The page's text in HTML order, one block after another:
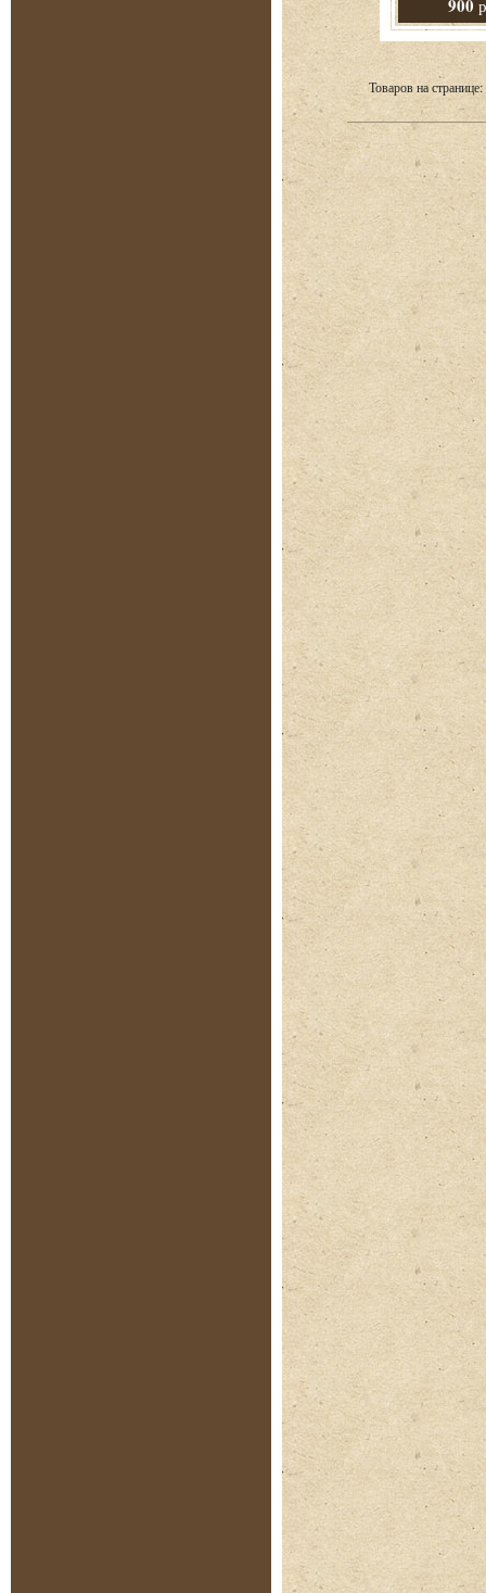
900
Товаров на странице: